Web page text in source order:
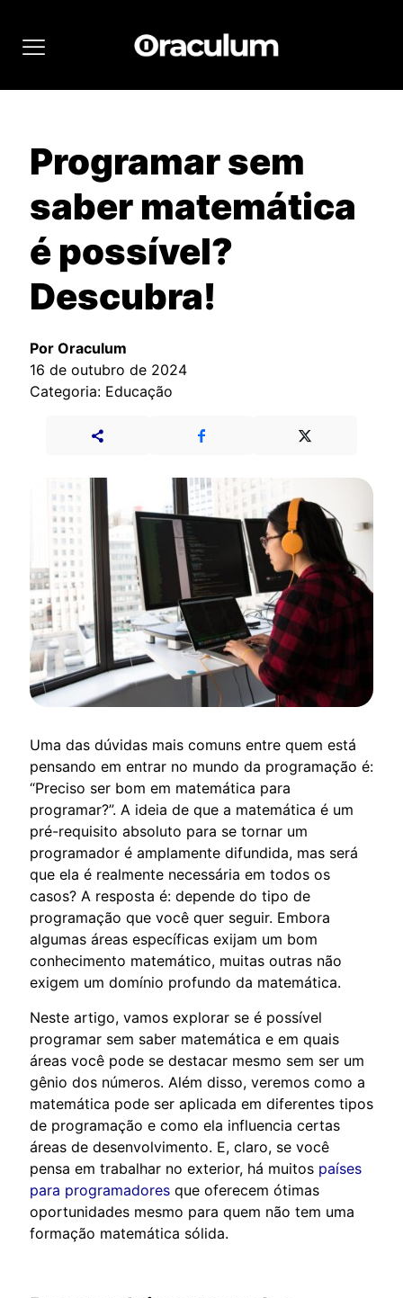
Programar sem
saber matemática
é possível?
Descubra!
Por Oraculum
16 de outubro de 2024
Categoria: Educação
Uma das dúvidas mais comuns entre quem está
pensando em entrar no mundo da programação é:
“Preciso ser bom em matemática para
programar?”. A ideia de que a matemática é um
pré-requisito absoluto para se tornar um
programador é amplamente difundida, mas será
que ela é realmente necessária em todos os
casos? A resposta é: depende do tipo de
programação que você quer seguir. Embora
algumas áreas específicas exijam um bom
conhecimento matemático, muitas outras não
exigem um domínio profundo da matemática.
Neste artigo, vamos explorar se é possível
programar sem saber matemática e em quais
áreas você pode se destacar mesmo sem ser um
gênio dos números. Além disso, veremos como a
matemática pode ser aplicada em diferentes tipos
de programação e como ela influencia certas
áreas de desenvolvimento. E, claro, se você
pensa em trabalhar no exterior, há muitos países
para programadores que oferecem ótimas
oportunidades mesmo para quem não tem uma
formação matemática sólida.